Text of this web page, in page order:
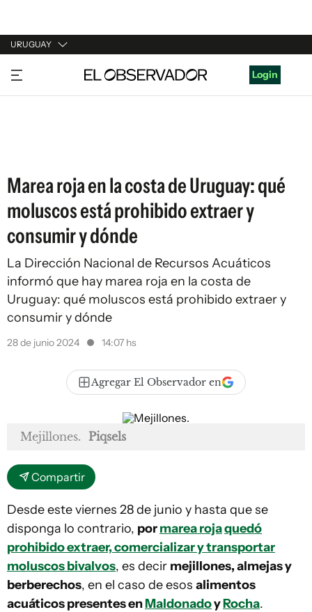
URUGUAY
URUGUAY
ARGENTINA
Login
Marea roja en la costa de Uruguay: qué
moluscos está prohibido extraer y
consumir y dónde
La Dirección Nacional de Recursos Acuáticos
informó que hay marea roja en la costa de
Uruguay: qué moluscos está prohibido extraer y
consumir y dónde
28 de junio 2024 14:07 hs
Agregar El Observador en
Mejillones. Piqsels
Compartir
Desde este viernes 28 de junio y hasta que se
disponga lo contrario, pormarea rojaquedó
prohibido extraer, comercializar y transportar
moluscos bivalvos, es decir mejillones, almejas y
berberechos, en el caso de esos alimentos
acuáticos presentes enMaldonadoyRocha.